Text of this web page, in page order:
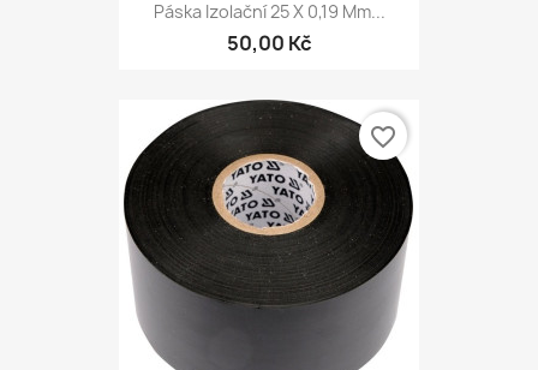
Páska Izolační 25 X 0,19 Mm...
50,00 Kč
favorite_border